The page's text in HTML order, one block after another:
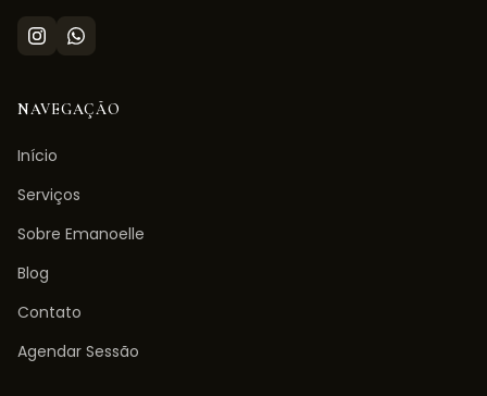
NAVEGAÇÃO
Início
Serviços
Sobre Emanoelle
Blog
Contato
Agendar Sessão